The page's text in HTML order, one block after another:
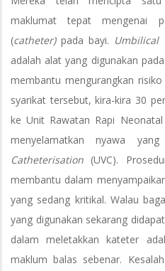
maklumat tepat mengenai
(catheter)pada bayi. Umbilical
adalah alat yang digunakan
membantu mengurangkan
syarikat tersebut, kira-kira 30
ke Unit Rawatan Rapi
menyelamatkan nyawa
Catheterisation (UVC).
membantu dalam
yang sedang kritikal. Walau
yang digunakan sekarang
dalam meletakkan kateter
maklum balas sebenar.